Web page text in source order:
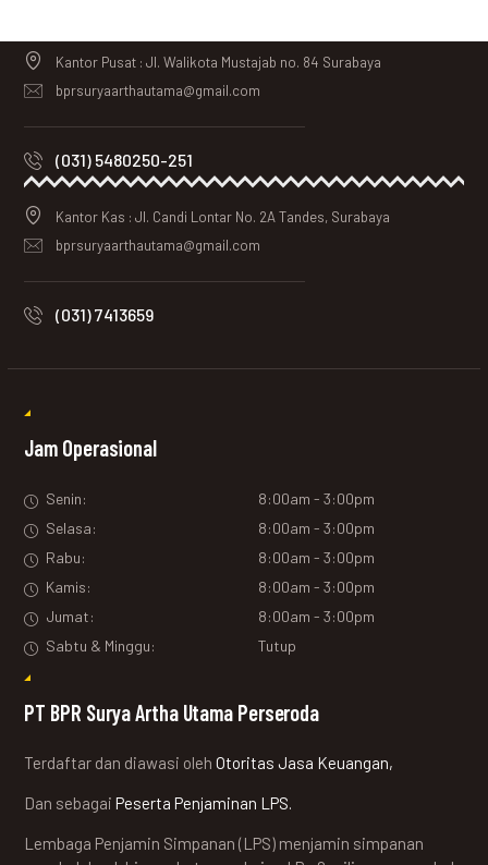
Kantor Pusat : Jl. Walikota Mustajab no. 84 Surabaya
bprsuryaarthautama@gmail.com
(031) 5480250-251
Kantor Kas : Jl. Candi Lontar No. 2A Tandes, Surabaya
bprsuryaarthautama@gmail.com
(031) 7413659
Jam Operasional
Senin:
8:00am - 3:00pm
Selasa:
8:00am - 3:00pm
Rabu:
8:00am - 3:00pm
Kamis:
8:00am - 3:00pm
Jumat:
8:00am - 3:00pm
Sabtu & Minggu:
Tutup
PT BPR Surya Artha Utama Perseroda
Terdaftar dan diawasi olehOtoritas Jasa Keuangan,
Dan sebagaiPeserta Penjaminan LPS.
Lembaga Penjamin Simpanan (LPS) menjamin simpanan